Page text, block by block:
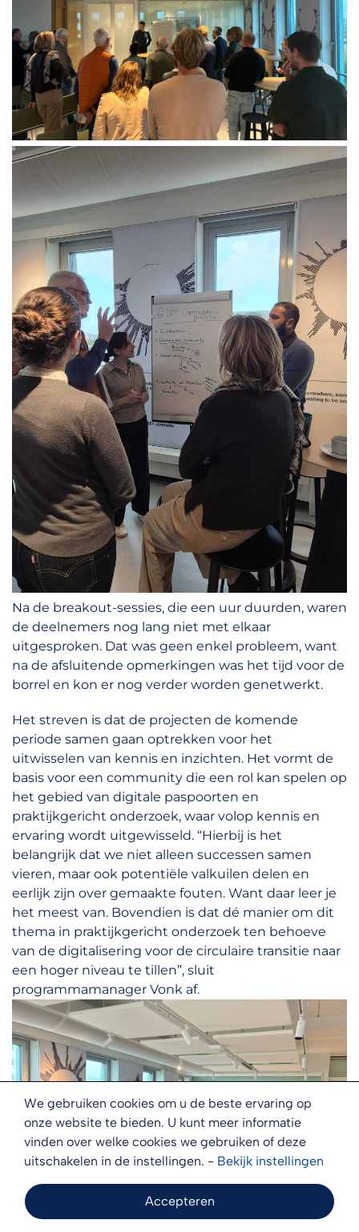
We gebruiken cookies om u de beste ervaring op
onze website te bieden. U kunt meer informatie
vinden over welke cookies we gebruiken of deze
uitschakelen in de instellingen. - Bekijk instellingen
Accepteren
Na de breakout-sessies, die een uur duurden, waren
de deelnemers nog lang niet met elkaar
uitgesproken. Dat was geen enkel probleem, want
na de afsluitende opmerkingen was het tijd voor de
borrel en kon er nog verder worden genetwerkt.
Het streven is dat de projecten de komende
periode samen gaan optrekken voor het
uitwisselen van kennis en inzichten. Het vormt de
basis voor een community die een rol kan spelen op
het gebied van digitale paspoorten en
praktijkgericht onderzoek, waar volop kennis en
ervaring wordt uitgewisseld. “Hierbij is het
belangrijk dat we niet alleen successen samen
vieren, maar ook potentiële valkuilen delen en
eerlijk zijn over gemaakte fouten. Want daar leer je
het meest van. Bovendien is dat dé manier om dit
thema in praktijkgericht onderzoek ten behoeve
van de digitalisering voor de circulaire transitie naar
een hoger niveau te tillen”, sluit
programmamanager Vonk af.